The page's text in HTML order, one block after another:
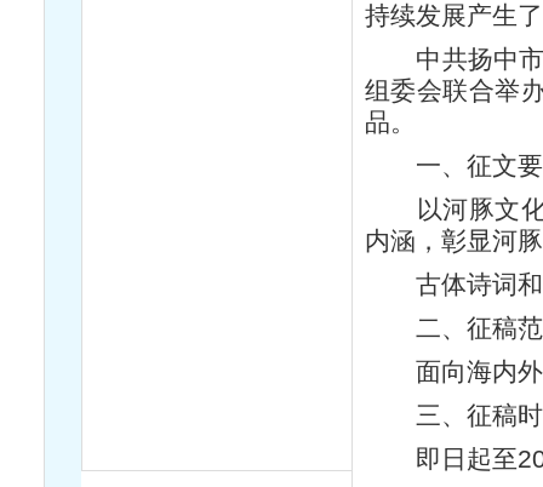
持续发展产生
中共扬中市
组委会联合举
品。
一、征文
以河豚文化
内涵，彰显河
古体诗词和
二、征稿
面向海内外
三、征稿
即日起至